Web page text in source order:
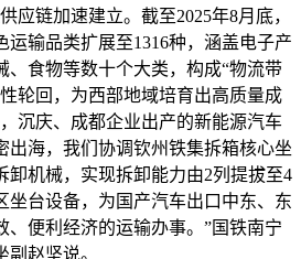
应链加速建立。截至2025年8月底，
运输品类扩展至1316种，涵盖电子产
、食物等数十个大类，构成“物流带
轮回，为西部地域培育出高质量成
沉庆、成都企业出产的新能源汽车
出海，我们协调钦州铁集拆箱核心坐
卸机械，实现拆卸能力由2列提拔至4
坐台设备，为国产汽车出口中东、东
、便利经济的运输办事。”国铁南宁
赵坚说。